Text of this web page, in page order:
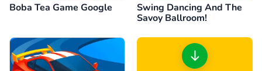
Boba Tea Game Google
Swing Dancing And The
Savoy Ballroom!